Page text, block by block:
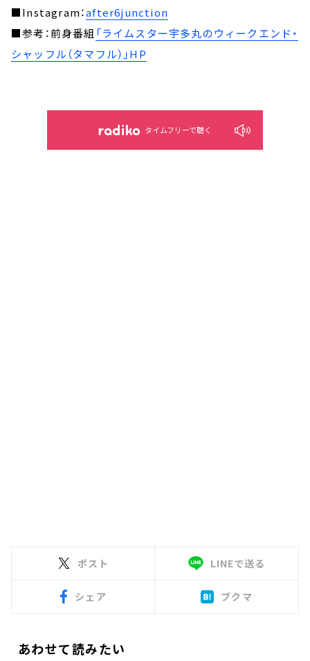
■Instagram：after6junction
■参考：前身番組 「ライムスター宇多丸のウィークエンド・
シャッフル（タマフル）」HP
タイムフリーで聴く
ポスト LINEで送る
シェア ブクマ
あわせて読みたい